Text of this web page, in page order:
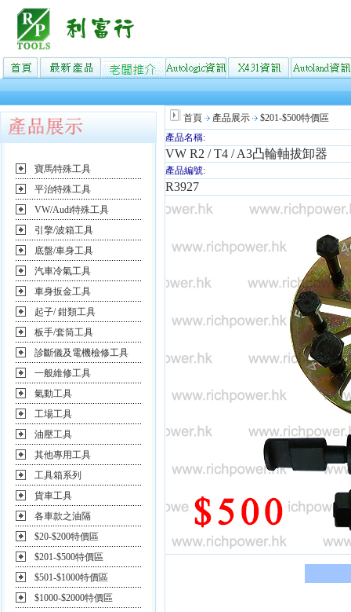
寶馬特殊工具
平治特殊工具
VW/Audi特殊工具
引擎/波箱工具
底盤/車身工具
汽車冷氣工具
車身扳金工具
起子/ 鉗類工具
板手/套筒工具
診斷儀及電機檢修工具
一般維修工具
氣動工具
工場工具
油壓工具
其他專用工具
工具箱系列
貨車工具
各車款之油隔
$20-$200特價區
$201-$500特價區
$501-$1000特價區
$1000-$2000特價區
首頁 產品展示
$201-$500特價區
產品名稱:
VW R2 / T4 / A3凸輪軸拔卸器
產品編號:
R3927